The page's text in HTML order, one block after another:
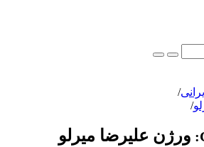
/
/
ورژن علیرضا میرلو